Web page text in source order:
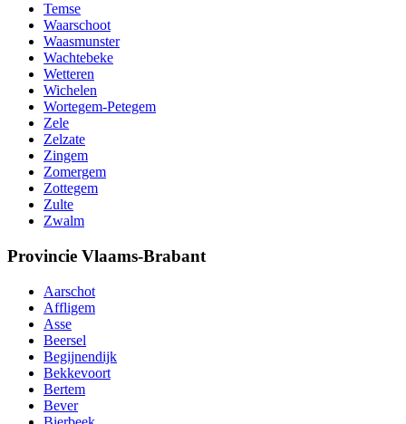
Temse
Waarschoot
Waasmunster
Wachtebeke
Wetteren
Wichelen
Wortegem-Petegem
Zele
Zelzate
Zingem
Zomergem
Zottegem
Zulte
Zwalm
Provincie Vlaams-Brabant
Aarschot
Affligem
Asse
Beersel
Begijnendijk
Bekkevoort
Bertem
Bever